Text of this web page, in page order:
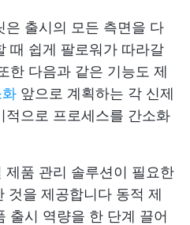
은 출시의 모든 측면을 다
때 쉽게 팔로워가 따라갈
한 다음과 같은 기능도 제
앞으로 계획하는 각 신제
적으로 프로세스를 간소화
제품 관리 솔루션이 필요한
것을 제공합니다 동적 제
출시 역량을 한 단계 끌어